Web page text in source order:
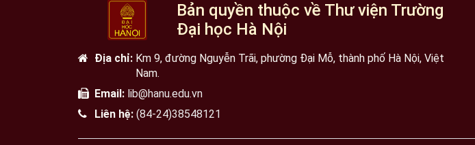
Bản quyền thuộc về Thư viện Trường
Đại học Hà Nội
Địa chỉ: Km 9, đường Nguyễn Trãi, phường Đại Mỗ, thành phố Hà Nội, Việt
Nam.
Email: lib@hanu.edu.vn
Liên hệ: (84-24)38548121